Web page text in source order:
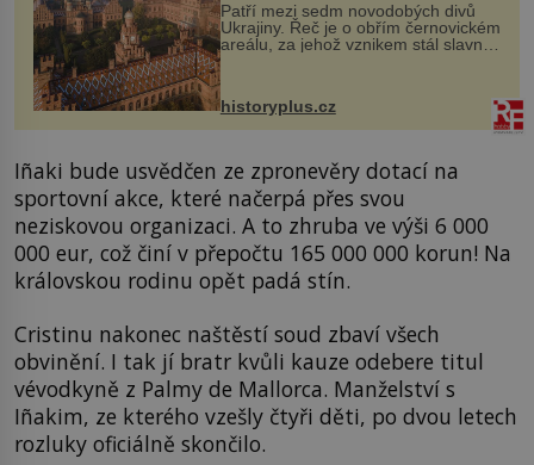
Patří mezi sedm novodobých divů
Ukrajiny. Řeč je o obřím černovickém
areálu, za jehož vznikem stál slavný
český architekt Josef Hlávka. Ten si
na něm dal mimořádně záležet. Jeho
stavební plány by při ...
historyplus.cz
Iñaki bude usvědčen ze zpronevěry dotací na
sportovní akce, které načerpá přes svou
neziskovou organizaci. A to zhruba ve výši 6 000
000 eur, což činí v přepočtu 165 000 000 korun! Na
královskou rodinu opět padá stín.
Cristinu nakonec naštěstí soud zbaví všech
obvinění. I tak jí bratr kvůli kauze odebere titul
vévodkyně z Palmy de Mallorca. Manželství s
Iñakim, ze kterého vzešly čtyři děti, po dvou letech
rozluky oficiálně skončilo.